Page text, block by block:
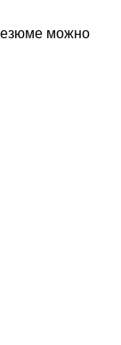
можно